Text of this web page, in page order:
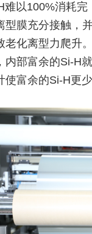
难以100%消耗
型膜充分接触，
老化离型力爬升
内部富余的Si-H
使富余的Si-H更